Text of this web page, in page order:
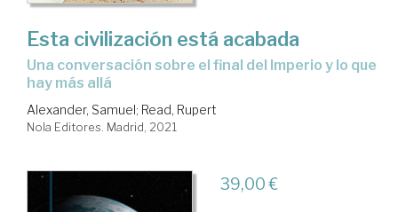
Esta civilización está acabada
una conversación sobre el final del Imperio y lo que
hay más allá
Alexander, Samuel; Read, Rupert
Nola Editores. Madrid, 2021
39,00 €